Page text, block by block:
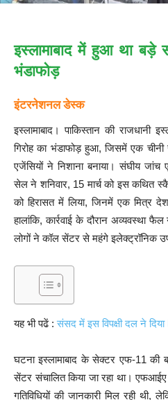
इस्लामाबाद में हुआ था बड़े
भंडाफोड़
इंटरनेशनल डेस्क
इस्लामाबाद। पाकिस्तान की राजधानी
गिरोह का भंडाफोड़ हुआ, जिसमें एक चीनी
एजेंसियों ने निशाना बनाया। संघीय
सेल ने शनिवार, 15 मार्च को इस कथित
को हिरासत में लिया, जिनमें एक मित्र
हालांकि, कार्रवाई के दौरान अव्यवस्था
लोगों ने कॉल सेंटर से महंगे इलेक्ट्रॉनिक
यह भी पढें :संसद में इस विपक्षी दल ने
घटना इस्लामाबाद के सेक्टर एफ-11 की
सेंटर संचालित किया जा रहा था।
गतिविधियों की जानकारी मिल रही थी,